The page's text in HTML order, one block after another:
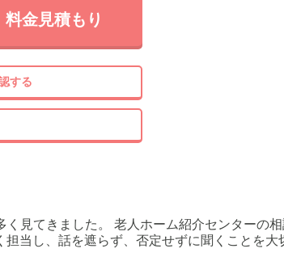
料金見積もり
する
見てきました。 老人ホーム紹介センターの
当し、話を遮らず、否定せずに聞くことを大